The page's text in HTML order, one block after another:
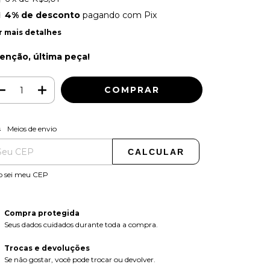
4% de descontopagando com Pix
mais detalhes
última peça!
para o CEP:
Meios de envio
CALCULAR
sei meu CEP
Compra protegida
Seus dados cuidados durante toda a compra.
Trocas e devoluções
Se não gostar, você pode trocar ou devolver.